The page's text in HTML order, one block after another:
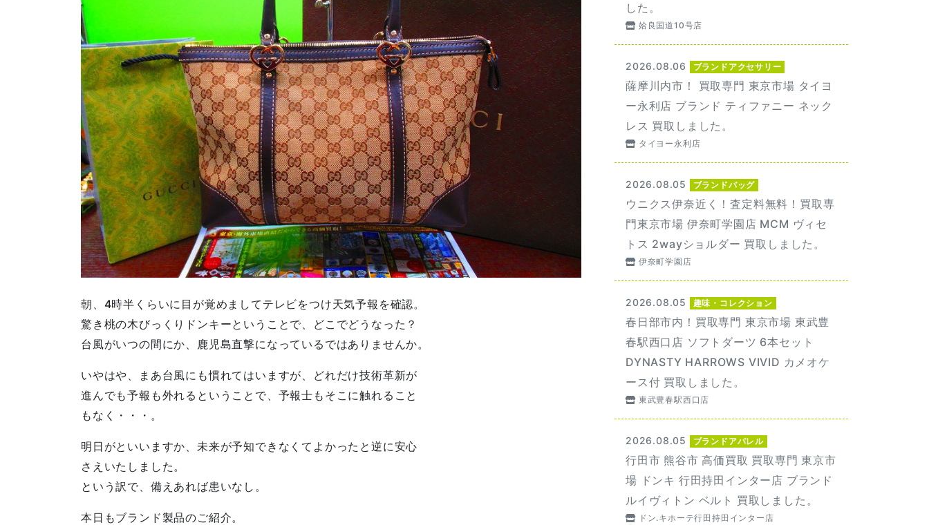
朝、4時半くらいに目が覚めましてテレビをつけ天気予報を確認。
驚き桃の木びっくりドンキーということで、どこでどうなった？
台風がいつの間にか、鹿児島直撃になっているではありませんか。
いやはや、まあ台風にも慣れてはいますが、どれだけ技術革新が
進んでも予報も外れるということで、予報士もそこに触れること
もなく・・・。
明日がといいますか、未来が予知できなくてよかったと逆に安心
さえいたしました。
という訳で、備えあれば患いなし。
本日もブランド製品のご紹介。
した。
姶良国道10号店
2026.08.06 ブランドアクセサリー
薩摩川内市！ 買取専門 東京市場 タイヨ
ー永利店 ブランド ティファニー ネック
レス 買取しました。
タイヨー永利店
2026.08.05 ブランドバッグ
ウニクス伊奈近く！査定料無料！買取専
門東京市場 伊奈町学園店 MCM ヴィセ
トス 2wayショルダー 買取しました。
伊奈町学園店
2026.08.05 趣味・コレクション
春日部市内！買取専門 東京市場 東武豊
春駅西口店 ソフトダーツ 6本セット
DYNASTY HARROWS VIVID カメオケ
ース付 買取しました。
東武豊春駅西口店
2026.08.05 ブランドアパレル
行田市 熊谷市 高価買取 買取専門 東京市
場 ドンキ 行田持田インター店 ブランド
ルイヴィトン ベルト 買取しました。
ドン.キホーテ行田持田インター店